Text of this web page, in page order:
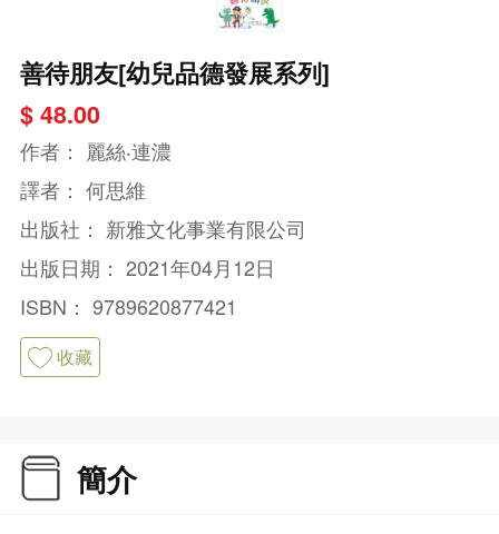
善待朋友[幼兒品德發展系列]
$ 48.00
作者： 麗絲‧連濃
譯者： 何思維
出版社： 新雅文化事業有限公司
出版日期： 2021年04月12日
ISBN： 9789620877421
收藏
簡介